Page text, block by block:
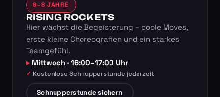
6–8 JAHRE
RISING ROCKETS
Hier wächst die Begeisterung – coole Moves,
erste kleine Choreografien und ein starkes
Teamgefühl.
Mittwoch · 16:00–17:00 Uhr
Kostenlose Schnupperstunde jederzeit
Schnupperstunde sichern